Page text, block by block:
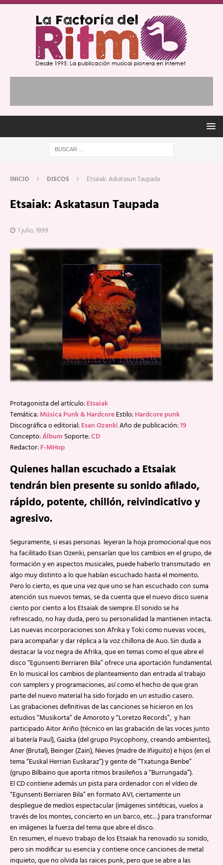
INICIO DISCOS Etsaiak: Askatasun Taupada
Etsaiak: Askatasun Taupada
1 julio, 1999
Protagonista del artículo:Etsaiak
Temática:Música Punk & HardcoreEstilo:Hardcore punk
Discográfica o editorial:Esan OzenkiAño de publicación:19
Concepto:Álbum Soporte:CD
Redactor:F-MHop
Quienes hallan escuchado a Etsaiak
tendrán bien presente su sonido afilado,
rápido, potente, chillón, reivindicativo y
agresivo.
Seguramente, si esas personas leyeran la hoja promocional que nos
ha facilitado Esan Ozenki, pensarían que los cambios en el grupo, de
formación y en aspectos musicales, puede haberlo transmutado en
algo muy distinto a lo que habían escuchado hasta el momento.
Pero lo cierto, es que una vez que uno se han escuchado con suma
atención sus nuevos temas, se da cuenta que el nuevo disco suena
ciento por ciento a los Etsaiak de siempre. El sonido se ha
refrescado, no hay duda, pero su personalidad la mantienen intacta.
Las nuevas incorporaciones son Afrika y Toki como nuevas voces,
para acompañar y dar réplica a la voz chillona de Auo. Sin duda a
destacar la voz negra de Afrika, que en temas como el que abre el
disco “Egunsenti Berriaren Bila” ofrece una aportación fundamental.
En lo musical los cambios de planteamiento dan entrada al trabajo
con samplers y programaciones, así como el hecho de que gran
parte del nuevo material ha sido forjado en un estudio casero.
Las grabaciones definitivas de las canciones se hicieron en los
estudios “Musikorta” de Amoroto y “Loretzo Records”, y han
participado Aitor Ariño (técnico en las grabación de las voces junto
al batería Paul), Gaizka (del grupo Psycophony, creando ambientes),
Aner (Brutal), Beinger (Zain), Nieves (madre de Iñiguito) e hijos (en el
tema “Euskal Herrian Euskaraz”) y gente de “Txatunga Benbe”
(grupo Bilbaino que aporta ritmos brasileños a “Burrungada”).
El CD contiene además un pista para ordenador con el vídeo de
“Egunsenti Berriaren Bila” en formato AVI, ciertamente un
despliegue de medios espectacular (imágenes sintéticas, vuelos a
través de los montes, concierto en un barco, etc…) para transformar
en imágenes la fuerza del tema que abre el disco.
En resumen, el nuevo trabajo de los Etsaiak ha renovado su sonido,
pero sin modificar su esencia y contiene once canciones de metal
inquieto, que no olvida las raices punk, pero que se abre a las